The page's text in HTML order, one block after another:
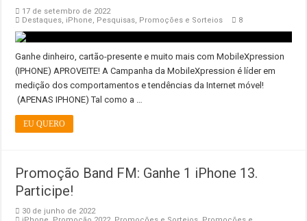
17 de setembro de 2022
Destaques, iPhone, Pesquisas, Promoções e Sorteios 8
Ganhe dinheiro, cartão-presente e muito mais com MobileXpression
(IPHONE) APROVEITE! A Campanha da MobileXpression é líder em
medição dos comportamentos e tendências da Internet móvel!
(APENAS IPHONE) Tal como a …
EU QUERO
Promoção Band FM: Ganhe 1 iPhone 13.
Participe!
30 de junho de 2022